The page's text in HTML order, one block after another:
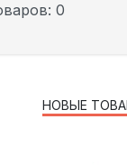
0
НОВЫЕ